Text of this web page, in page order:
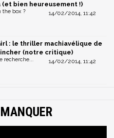
(et bien heureusement !)
14/02/2014, 11:42
the box ?
: le thriller machiavélique de
(notre critique)
14/02/2014, 11:42
recherche...